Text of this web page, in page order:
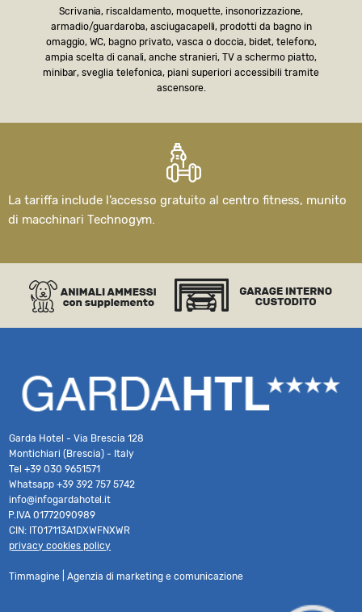
Scrivania, riscaldamento, moquette, insonorizzazione,
armadio/guardaroba, asciugacapelli, prodotti da bagno in
omaggio, WC, bagno privato, vasca o doccia, bidet, telefono,
ampia scelta di canali, anche stranieri, TV a schermo piatto,
minibar, sveglia telefonica, piani superiori accessibili tramite
ascensore.
La tariffa include l’accesso gratuito al centro fitness, munito
di macchinari Technogym.
Garda Hotel - Via Brescia 128
Montichiari (Brescia) - Italy
Tel +39 030 9651571
Whatsapp +39 392 757 5742
info@infogardahotel.it
P.IVA 01772090989
CIN: IT017113A1DXWFNXWR
privacy cookies policy
Timmagine | Agenzia di marketing e comunicazione